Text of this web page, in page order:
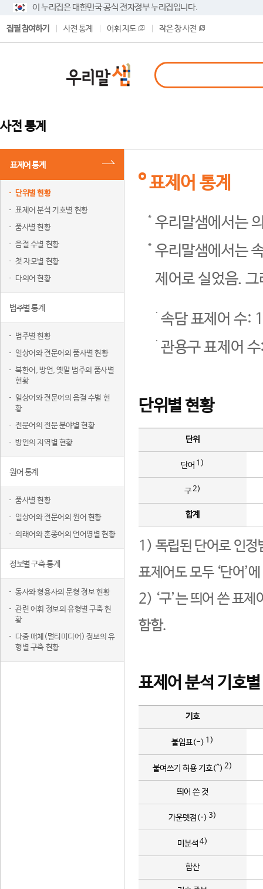
이 누리집은 대한민국 공식 전자정부 누리집입니다.
집필 참여하기 사전 통계 어휘 지도 작은 창 사전
사전 통계
표제어 통계
단위별 현황
표제어 분석 기호별 현황
품사별 현황
음절 수별 현황
첫 자모별 현황
다의어 현황
범주별 통계
범주별 현황
일상어와 전문어의 품사별 현황
북한어, 방언, 옛말 범주의 품사별
현황
일상어와 전문어의 음절 수별 현
황
전문어의 전문 분야별 현황
방언의 지역별 현황
원어 통계
품사별 현황
일상어와 전문어의 원어 현황
외래어와 혼종어의 언어명별 현황
정보별 구축 통계
동사와 형용사의 문형 정보 현황
관련 어휘 정보의 유형별 구축 현
황
다중 매체(멀티미디어) 정보의 유
형별 구축 현황
표제어 통계
우리말샘에서는
우리말샘에서는
제어로 실었음.
속담 표제어 수:
관용구 표제어
단위별 현황
단위
단어 1)
구2)
합계
1) 독립된 단어로 인정
표제어도 모두 ‘단어’
2) ‘구’는 띄어 쓴 표
함함.
표제어 분석 기호
기호
붙임표(-) 1)
붙여쓰기 허용 기호(^) 2)
띄어 쓴 것
가운뎃점(·) 3)
미분석 4)
합산